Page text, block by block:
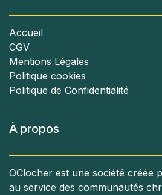
Accueil
CGV
Mentions Légales
Politique cookies
Politique de Confidentialité
À propos
OClocher est une société créée
au service des communautés